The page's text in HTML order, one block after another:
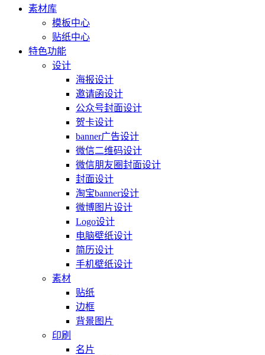
素材库
模板中心
贴纸中心
特色功能
设计
海报设计
邀请函设计
公众号封面设计
贺卡设计
banner广告设计
微信二维码设计
微信朋友圈封面设计
封面设计
淘宝banner设计
微博图片设计
Logo设计
电脑壁纸设计
简历设计
手机壁纸设计
素材
贴纸
边框
背景图片
印刷
名片